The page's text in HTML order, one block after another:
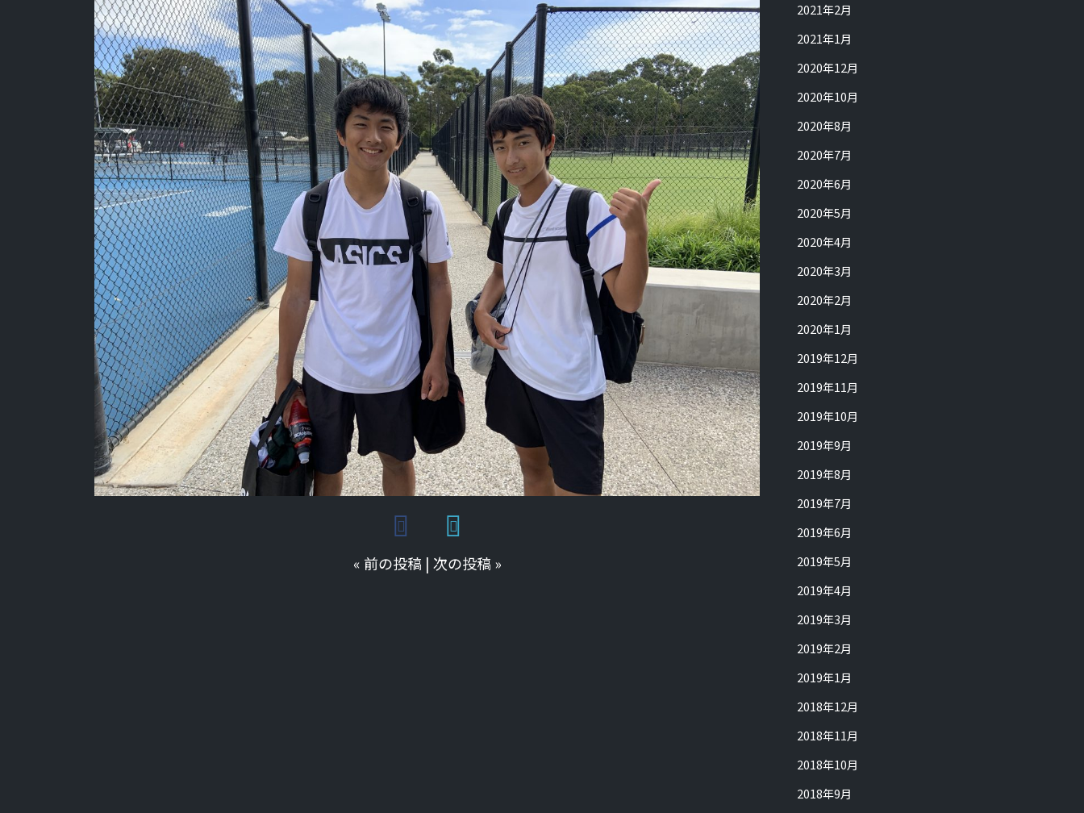
« 前の投稿 | 次の投稿 »
2021年2月
2021年1月
2020年12月
2020年10月
2020年8月
2020年7月
2020年6月
2020年5月
2020年4月
2020年3月
2020年2月
2020年1月
2019年12月
2019年11月
2019年10月
2019年9月
2019年8月
2019年7月
2019年6月
2019年5月
2019年4月
2019年3月
2019年2月
2019年1月
2018年12月
2018年11月
2018年10月
2018年9月